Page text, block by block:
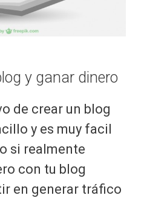
y ganar dinero
de crear un blog
y es muy facil
si realmente
con tu blog
en generar tráfico